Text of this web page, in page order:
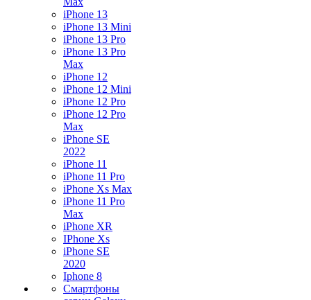
iPhone 13
iPhone 13 Mini
iPhone 13 Pro
iPhone 13 Pro
Max
iPhone 12
iPhone 12 Mini
iPhone 12 Pro
iPhone 12 Pro
Max
iPhone SE
2022
iPhone 11
iPhone 11 Pro
iPhone Xs Max
iPhone 11 Pro
Max
iPhone XR
IPhone Xs
iPhone SE
2020
Iphone 8
Смартфоны